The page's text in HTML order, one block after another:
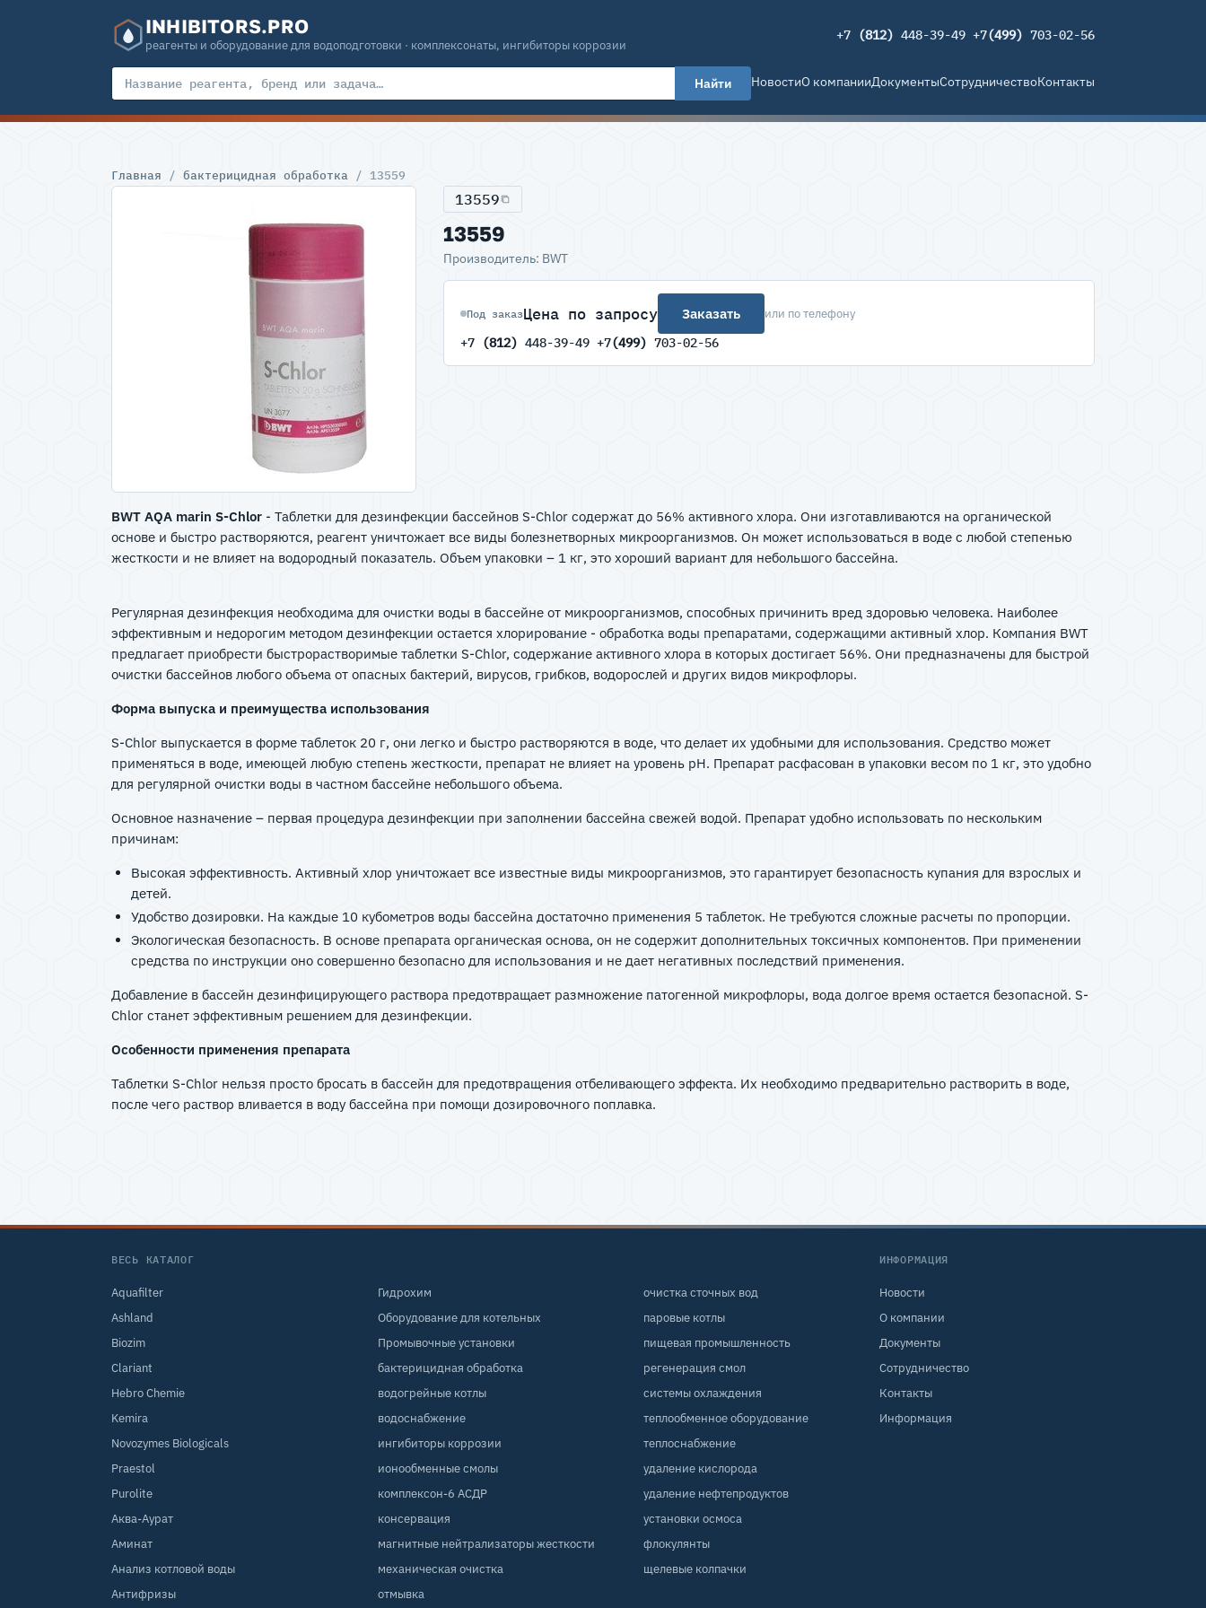
INHIBITORS.PRO
реагенты и оборудование для водоподготовки · комплексонаты, ингибиторы коррозии
+7 (812) 448-39-49 +7(499) 703-02-56
Найти НовостиО компанииДокументыСотрудничествоКонтакты
Главная / бактерицидная обработка / 13559
13559
13559
Производитель: BWT
Под заказЦена по запросу Заказать или по телефону
+7 (812) 448-39-49 +7(499) 703-02-56
BWT AQA marin S-Chlor - Таблетки для дезинфекции бассейнов S-Chlor содержат до 56% активного хлора. Они изготавливаются на органической
основе и быстро растворяются, реагент уничтожает все виды болезнетворных микроорганизмов. Он может использоваться в воде с любой степенью
жесткости и не влияет на водородный показатель. Объем упаковки – 1 кг, это хороший вариант для небольшого бассейна.
Регулярная дезинфекция необходима для очистки воды в бассейне от микроорганизмов, способных причинить вред здоровью человека. Наиболее
эффективным и недорогим методом дезинфекции остается хлорирование - обработка воды препаратами, содержащими активный хлор. Компания BWT
предлагает приобрести быстрорастворимые таблетки S-Chlor, содержание активного хлора в которых достигает 56%. Они предназначены для быстрой
очистки бассейнов любого объема от опасных бактерий, вирусов, грибков, водорослей и других видов микрофлоры.
Форма выпуска и преимущества использования
S-Chlor выпускается в форме таблеток 20 г, они легко и быстро растворяются в воде, что делает их удобными для использования. Средство может
применяться в воде, имеющей любую степень жесткости, препарат не влияет на уровень pH. Препарат расфасован в упаковки весом по 1 кг, это удобно
для регулярной очистки воды в частном бассейне небольшого объема.
Основное назначение – первая процедура дезинфекции при заполнении бассейна свежей водой. Препарат удобно использовать по нескольким
причинам:
Высокая эффективность. Активный хлор уничтожает все известные виды микроорганизмов, это гарантирует безопасность купания для взрослых и
детей.
Удобство дозировки. На каждые 10 кубометров воды бассейна достаточно применения 5 таблеток. Не требуются сложные расчеты по пропорции.
Экологическая безопасность. В основе препарата органическая основа, он не содержит дополнительных токсичных компонентов. При применении
средства по инструкции оно совершенно безопасно для использования и не дает негативных последствий применения.
Добавление в бассейн дезинфицирующего раствора предотвращает размножение патогенной микрофлоры, вода долгое время остается безопасной. S-
Chlor станет эффективным решением для дезинфекции.
Особенности применения препарата
Таблетки S-Chlor нельзя просто бросать в бассейн для предотвращения отбеливающего эффекта. Их необходимо предварительно растворить в воде,
после чего раствор вливается в воду бассейна при помощи дозировочного поплавка.
ВЕСЬ КАТАЛОГ
Aquafilter
Ashland
Biozim
Clariant
Hebro Chemie
Kemira
Novozymes Biologicals
Praestol
Purolite
Аква-Аурат
Аминат
Анализ котловой воды
Антифризы
Гидрохим
Оборудование для котельных
Промывочные установки
бактерицидная обработка
водогрейные котлы
водоснабжение
ингибиторы коррозии
ионообменные смолы
комплексон-6 АСДР
консервация
магнитные нейтрализаторы жесткости
механическая очистка
отмывка
очистка сточных вод
паровые котлы
пищевая промышленность
регенерация смол
системы охлаждения
теплообменное оборудование
теплоснабжение
удаление кислорода
удаление нефтепродуктов
установки осмоса
флокулянты
щелевые колпачки
ИНФОРМАЦИЯ
Новости
О компании
Документы
Сотрудничество
Контакты
Информация